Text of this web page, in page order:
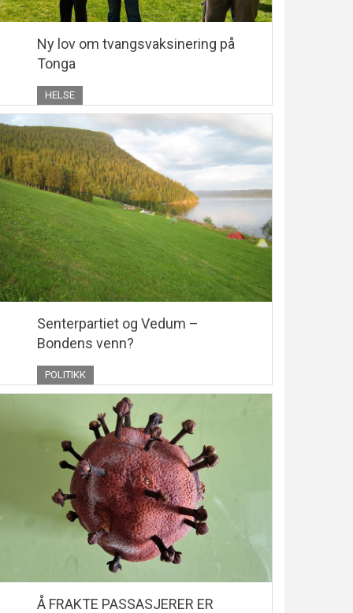
Ny lov om tvangsvaksinering på
Tonga
HELSE
Senterpartiet og Vedum –
Bondens venn?
POLITIKK
Å FRAKTE PASSASJERER ER